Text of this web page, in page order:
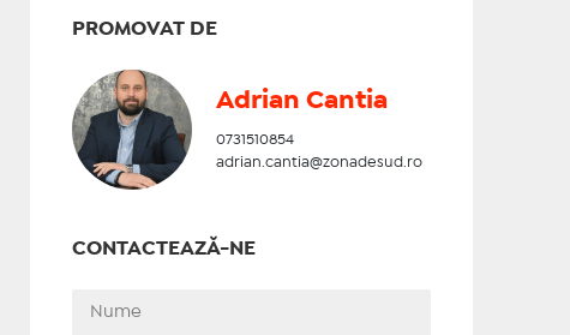
PROMOVAT DE
Adrian Cantia
0731510854
adrian.cantia@zonadesud.ro
CONTACTEAZĂ-NE